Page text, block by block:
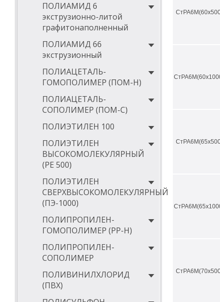
ПОЛИАМИД 6
экструзионно-литой
графитонаполненный
ПОЛИАМИД 66
экструзионный
ПОЛИАЦЕТАЛЬ-
ГОМОПОЛИМЕР (ПОМ-Н)
ПОЛИАЦЕТАЛЬ-
СОПОЛИМЕР (ПОМ-С)
ПОЛИЭТИЛЕН 100
ПОЛИЭТИЛЕН
ВЫСОКОМОЛЕКУЛЯРНЫЙ
(РЕ 500)
ПОЛИЭТИЛЕН
СВЕРХВЫСОКОМОЛЕКУЛЯРНЫЙ
(ПЭ-1000)
ПОЛИПРОПИЛЕН-
ГОМОПОЛИМЕР (PP-Н)
ПОЛИПРОПИЛЕН-
СОПОЛИМЕР
ПОЛИВИНИЛХЛОРИД
(ПВХ)